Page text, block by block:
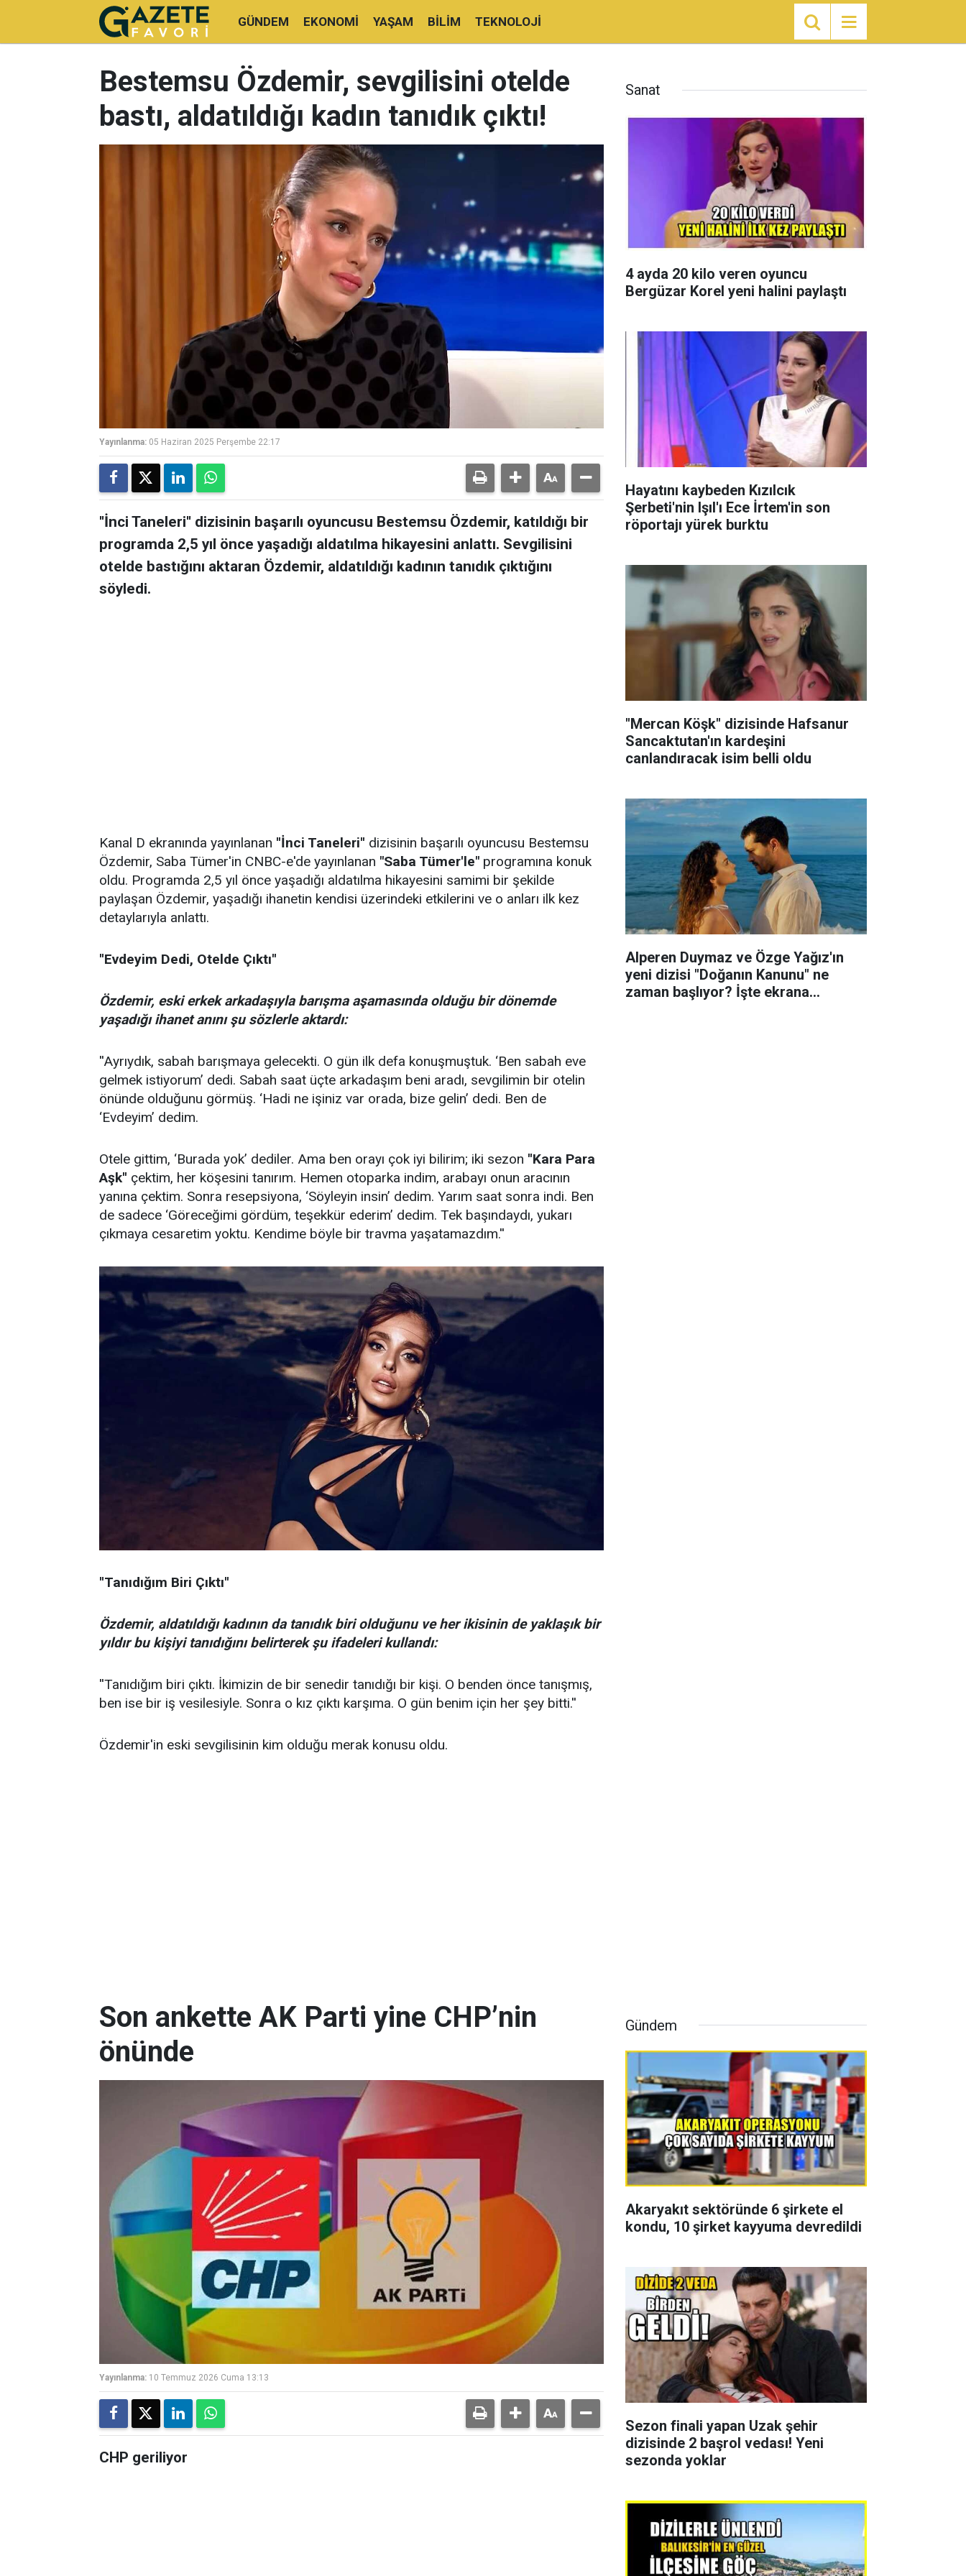
GÜNDEM EKONOMI YAŞAM BILIM TEKNOLOJI
Bestemsu Özdemir, sevgilisini otelde
bastı, aldatıldığı kadın tanıdık çıktı!
Yayınlanma: 05 Haziran 2025 Perşembe 22:17
''İnci Taneleri'' dizisinin başarılı oyuncusu Bestemsu Özdemir, katıldığı bir
programda 2,5 yıl önce yaşadığı aldatılma hikayesini anlattı. Sevgilisini
otelde bastığını aktaran Özdemir, aldatıldığı kadının tanıdık çıktığını
söyledi.
Kanal D ekranında yayınlanan ''İnci Taneleri'' dizisinin başarılı oyuncusu Bestemsu
Özdemir, Saba Tümer'in CNBC-e'de yayınlanan "Saba Tümer'le" programına konuk
oldu. Programda 2,5 yıl önce yaşadığı aldatılma hikayesini samimi bir şekilde
paylaşan Özdemir, yaşadığı ihanetin kendisi üzerindeki etkilerini ve o anları ilk kez
detaylarıyla anlattı.
''Evdeyim Dedi, Otelde Çıktı''
Özdemir, eski erkek arkadaşıyla barışma aşamasında olduğu bir dönemde
yaşadığı ihanet anını şu sözlerle aktardı:
''Ayrıydık, sabah barışmaya gelecekti. O gün ilk defa konuşmuştuk. ‘Ben sabah eve
gelmek istiyorum’ dedi. Sabah saat üçte arkadaşım beni aradı, sevgilimin bir otelin
önünde olduğunu görmüş. ‘Hadi ne işiniz var orada, bize gelin’ dedi. Ben de
‘Evdeyim’ dedim.
Otele gittim, ‘Burada yok’ dediler. Ama ben orayı çok iyi bilirim; iki sezon ''Kara Para
Aşk'' çektim, her köşesini tanırım. Hemen otoparka indim, arabayı onun aracının
yanına çektim. Sonra resepsiyona, ‘Söyleyin insin’ dedim. Yarım saat sonra indi. Ben
de sadece ‘Göreceğimi gördüm, teşekkür ederim’ dedim. Tek başındaydı, yukarı
çıkmaya cesaretim yoktu. Kendime böyle bir travma yaşatamazdım.''
''Tanıdığım Biri Çıktı''
Özdemir, aldatıldığı kadının da tanıdık biri olduğunu ve her ikisinin de yaklaşık bir
yıldır bu kişiyi tanıdığını belirterek şu ifadeleri kullandı:
''Tanıdığım biri çıktı. İkimizin de bir senedir tanıdığı bir kişi. O benden önce tanışmış,
ben ise bir iş vesilesiyle. Sonra o kız çıktı karşıma. O gün benim için her şey bitti.''
Özdemir'in eski sevgilisinin kim olduğu merak konusu oldu.
Sanat
4 ayda 20 kilo veren oyuncu
Bergüzar Korel yeni halini paylaştı
Hayatını kaybeden Kızılcık
Şerbeti'nin Işıl'ı Ece İrtem'in son
röportajı yürek burktu
"Mercan Köşk" dizisinde Hafsanur
Sancaktutan'ın kardeşini
canlandıracak isim belli oldu
Alperen Duymaz ve Özge Yağız'ın
yeni dizisi "Doğanın Kanunu" ne
zaman başlıyor? İşte ekrana
Son ankette AK Parti yine CHP’nin
önünde
Yayınlanma: 10 Temmuz 2026 Cuma 13:13
CHP geriliyor
Gündem
Akaryakıt sektöründe 6 şirkete el
kondu, 10 şirket kayyuma devredildi
Sezon finali yapan Uzak şehir
dizisinde 2 başrol vedası! Yeni
sezonda yoklar